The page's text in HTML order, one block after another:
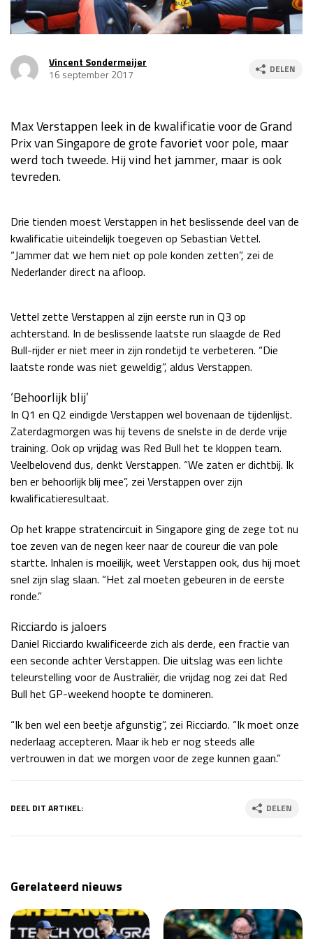
Race
za 13:00 - 15:00
GP VERENIGDE STATEN 2026 23 - 25 okt
Kwalificatie
za 23:00 - 00:00
Race
zo 21:00 - 23:00
GP MEXICO 2026 30 okt - 01 nov
Kwalificatie
za 22:00 - 23:00
Race
zo 21:00 - 23:00
GP SÃO PAULO 2026 06 - 08 nov
Kwalificatie
za 05:00 - 06:00
GP QATAR 2026 27 - 29 nov
Kwalificatie
za 19:00 - 20:00
Race
zo 17:00 - 19:00
GP ABU DHABI 2026 04 - 06 dec
Kwalificatie
za 15:00 - 16:00
Race
zo 14:00 - 16:00
Vincent Sondermeijer
16 september 2017
DELEN
Max Verstappen leek in de kwalificatie voor de Grand
Prix van Singapore de grote favoriet voor pole, maar
werd toch tweede. Hij vind het jammer, maar is ook
tevreden.
Drie tienden moest Verstappen in het beslissende deel van de
kwalificatie uiteindelijk toegeven op Sebastian Vettel.
“Jammer dat we hem niet op pole konden zetten”, zei de
Nederlander direct na afloop.
Vettel zette Verstappen al zijn eerste run in Q3 op
achterstand. In de beslissende laatste run slaagde de Red
Bull-rijder er niet meer in zijn rondetijd te verbeteren. “Die
laatste ronde was niet geweldig”, aldus Verstappen.
‘Behoorlijk blij’
In Q1 en Q2 eindigde Verstappen wel bovenaan de tijdenlijst.
Zaterdagmorgen was hij tevens de snelste in de derde vrije
training. Ook op vrijdag was Red Bull het te kloppen team.
Veelbelovend dus, denkt Verstappen. “We zaten er dichtbij. Ik
ben er behoorlijk blij mee”, zei Verstappen over zijn
kwalificatieresultaat.
Op het krappe stratencircuit in Singapore ging de zege tot nu
toe zeven van de negen keer naar de coureur die van pole
startte. Inhalen is moeilijk, weet Verstappen ook, dus hij moet
snel zijn slag slaan. “Het zal moeten gebeuren in de eerste
ronde.”
Ricciardo is jaloers
Daniel Ricciardo kwalificeerde zich als derde, een fractie van
een seconde achter Verstappen. Die uitslag was een lichte
teleurstelling voor de Australiër, die vrijdag nog zei dat Red
Bull het GP-weekend hoopte te domineren.
“Ik ben wel een beetje afgunstig”, zei Ricciardo. “Ik moet onze
nederlaag accepteren. Maar ik heb er nog steeds alle
vertrouwen in dat we morgen voor de zege kunnen gaan.”
DEEL DIT ARTIKEL: DELEN
Gerelateerd nieuws